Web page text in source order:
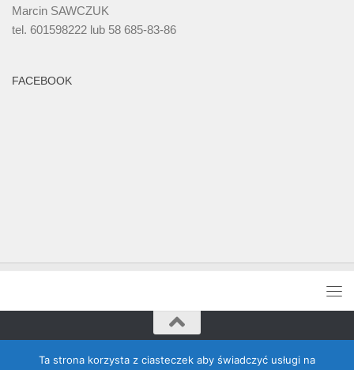
Marcin SAWCZUK
tel. 601598222 lub 58 685-83-86
FACEBOOK
Rada Banino © 2026. Wszelkie prawa zastrzeżone
Ta strona korzysta z ciasteczek aby świadczyć usługi na